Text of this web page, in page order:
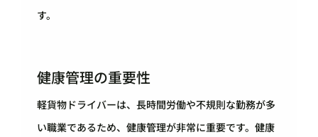
す。
健康管理の重要性
軽貨物ドライバーは、長時間労働や不規則な勤務が多
い職業であるため、健康管理が非常に重要です。健康